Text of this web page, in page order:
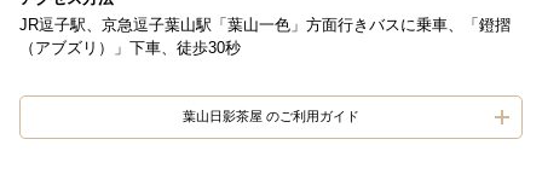
JR逗子駅、京急逗子葉山駅「葉山一色」方面行きバスに乗車、「鐙摺
（アブズリ）」下車、徒歩30秒
葉山日影茶屋 のご利用ガイド